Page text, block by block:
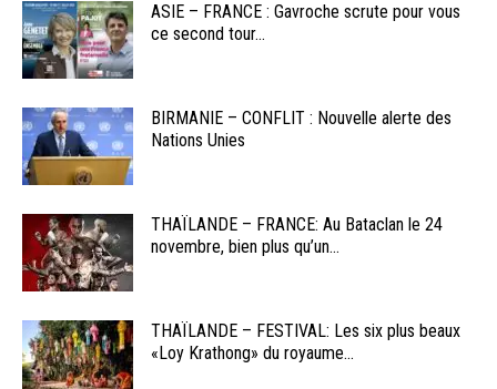
ASIE – FRANCE : Gavroche scrute pour vous
ce second tour...
BIRMANIE – CONFLIT : Nouvelle alerte des
Nations Unies
THAÏLANDE – FRANCE: Au Bataclan le 24
novembre, bien plus qu’un...
THAÏLANDE – FESTIVAL: Les six plus beaux
«Loy Krathong» du royaume...